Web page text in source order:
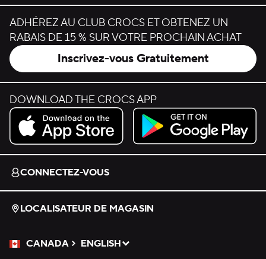
ADHÉREZ AU CLUB CROCS ET OBTENEZ UN
RABAIS DE 15 % SUR VOTRE PROCHAIN ACHAT
Inscrivez-vous Gratuitement
DOWNLOAD THE CROCS APP
Download on the App Store.
Get it on Google Play.
CONNECTEZ-VOUS
LOCALISATEUR DE MAGASIN
CANADA
Veuillez sélectionner une langue
ENGLISH
Sélectionné